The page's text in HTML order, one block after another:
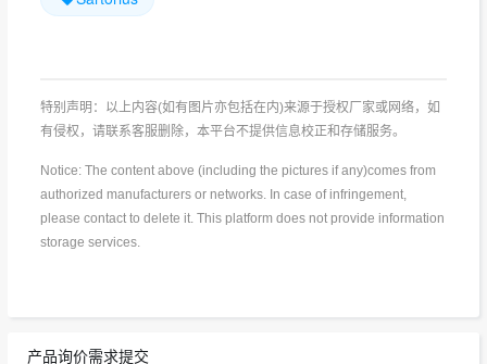
特别声明：以上内容(如有图片亦包括在内)来源于授权厂家或网络，如
有侵权，请联系客服删除，本平台不提供信息校正和存储服务。
Notice: The content above (including the pictures if any)comes from
authorized manufacturers or networks. In case of infringement,
please contact to delete it. This platform does not provide information
storage services.
产品询价需求提交